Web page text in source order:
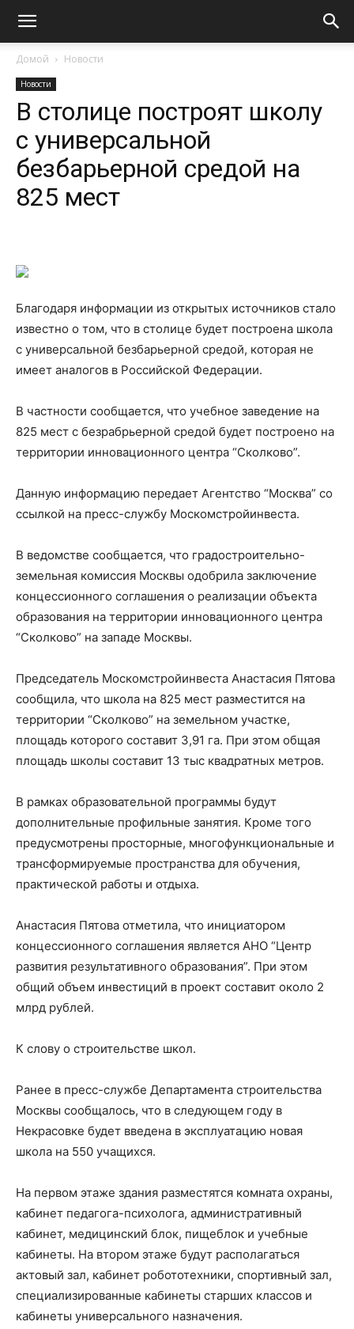
Домой Новости
Новости
В столице построят школу
с универсальной
безбарьерной средой на
825 мест
Благодаря информации из открытых источников стало
известно о том, что в столице будет построена школа
с универсальной безбарьерной средой, которая не
имеет аналогов в Российской Федерации.
В частности сообщается, что учебное заведение на
825 мест с безрабрьерной средой будет построено на
территории инновационного центра “Сколково”.
Данную информацию передает Агентство “Москва” со
ссылкой на пресс-службу Москомстройинвеста.
В ведомстве сообщается, что градостроительно-
земельная комиссия Москвы одобрила заключение
концессионного соглашения о реализации объекта
образования на территории инновационного центра
“Сколково” на западе Москвы.
Председатель Москомстройинвеста Анастасия Пятова
сообщила, что школа на 825 мест разместится на
территории “Сколково” на земельном участке,
площадь которого составит 3,91 га. При этом общая
площадь школы составит 13 тыс квадратных метров.
В рамках образовательной программы будут
дополнительные профильные занятия. Кроме того
предусмотрены просторные, многофункциональные и
трансформируемые пространства для обучения,
практической работы и отдыха.
Анастасия Пятова отметила, что инициатором
концессионного соглашения является АНО “Центр
развития результативного образования”. При этом
общий объем инвестиций в проект составит около 2
млрд рублей.
К слову о строительстве школ.
Ранее в пресс-службе Департамента строительства
Москвы сообщалось, что в следующем году в
Некрасовке будет введена в эксплуатацию новая
школа на 550 учащихся.
На первом этаже здания разместятся комната охраны,
кабинет педагога-психолога, административный
кабинет, медицинский блок, пищеблок и учебные
кабинеты. На втором этаже будут располагаться
актовый зал, кабинет робототехники, спортивный зал,
специализированные кабинеты старших классов и
кабинеты универсального назначения.